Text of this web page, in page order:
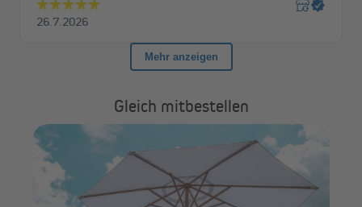
Gleich mitbestellen